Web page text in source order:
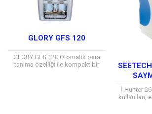
GLORY GFS 120
GLORY GFS 120 Otomatik para
tanıma özelliği ile kompakt bir
İ-Hunter
kullanılan,